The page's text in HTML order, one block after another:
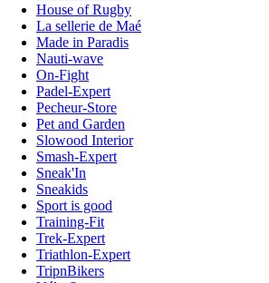
House of Rugby
La sellerie de Maé
Made in Paradis
Nauti-wave
On-Fight
Padel-Expert
Pecheur-Store
Pet and Garden
Slowood Interior
Smash-Expert
Sneak'In
Sneakids
Sport is good
Training-Fit
Trek-Expert
Triathlon-Expert
TripnBikers